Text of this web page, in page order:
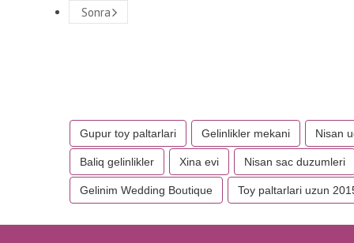
Sonra
Gupur toy paltarlari Gelinlikler mekani Nisan
Baliq gelinlikler Xina evi Nisan sac duzumleri
Gelinim Wedding Boutique Toy paltarlari uzun